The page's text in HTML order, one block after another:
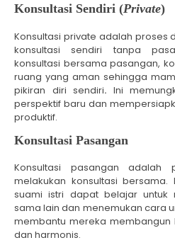
Konsultasi Sendiri (Private)
Konsultasi private adalah proses
konsultasi sendiri tanpa
konsultasi bersama pasangan,
ruang yang aman sehingga
pikiran diri sendiri. Ini
perspektif baru dan
produktif.
Konsultasi Pasangan
Konsultasi pasangan
melakukan konsultasi bersama.
suami istri dapat belajar untuk
sama lain dan menemukan cara
membantu mereka
dan harmonis.